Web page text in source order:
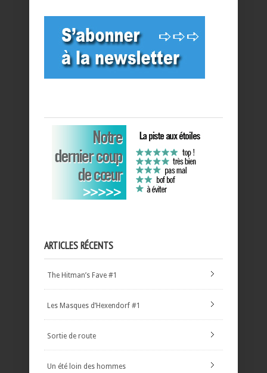
ARTICLES RÉCENTS
The Hitman’s Fave #1
Les Masques d’Hexendorf #1
Sortie de route
Un été loin des hommes